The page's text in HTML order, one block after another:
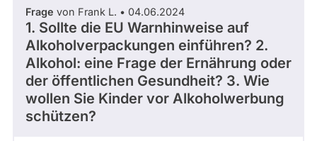
Frage von Frank L. • 04.06.2024
1. Sollte die EU Warnhinweise auf
Alkoholverpackungen einführen? 2.
Alkohol: eine Frage der Ernährung oder
der öffentlichen Gesundheit? 3. Wie
wollen Sie Kinder vor Alkoholwerbung
schützen?